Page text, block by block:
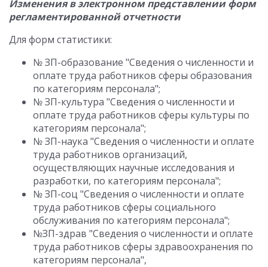
Изменения в электронном представлении форм
регламентированной отчетности
Для форм статистики:
№ ЗП-образование "Сведения о численности и
оплате труда работников сферы образования
по категориям персонала";
№ ЗП-культура "Сведения о численности и
оплате труда работников сферы культуры по
категориям персонала";
№ ЗП-наука "Сведения о численности и оплате
труда работников организаций,
осуществляющих научные исследования и
разработки, по категориям персонала";
№ ЗП-соц "Сведения о численности и оплате
труда работников сферы социального
обслуживания по категориям персонала";
№ЗП-здрав "Сведения о численности и оплате
труда работников сферы здравоохранения по
категориям персонала",